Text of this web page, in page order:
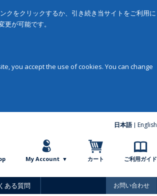
クをクリックするか、引き続き当サイトをご利用に
が可能です。
you accept the use of cookies. You can change
日本語 English
My Account カート ご利用ガイド
ある質問 お問い合わせ